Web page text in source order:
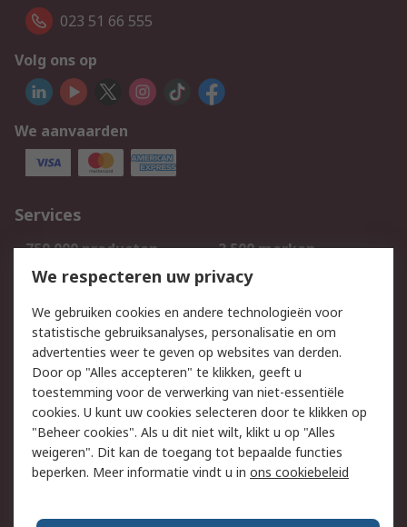
023 51 66 555
Volg ons op
We aanvaarden
Services
750.000 producten
2.500 merken
Bestellen
Inkoopoplossingen
Track & Trace
Wettelijk
Cookiebeleid
Email veiligheid
Privacybeleid
Websitevoorwaarden
Algemene
verkoopvoorwaarden
We respecteren uw privacy
We gebruiken cookies en andere technologieën voor
statistische gebruiksanalyses, personalisatie en om
advertenties weer te geven op websites van derden.
Door op "Alles accepteren" te klikken, geeft u
toestemming voor de verwerking van niet-essentiële
cookies. U kunt uw cookies selecteren door te klikken op
"Beheer cookies". Als u dit niet wilt, klikt u op "Alles
weigeren". Dit kan de toegang tot bepaalde functies
beperken. Meer informatie vindt u in ons cookiebeleid